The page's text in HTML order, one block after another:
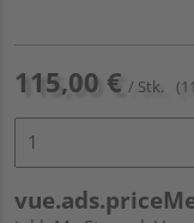
115,00 € / Stk.